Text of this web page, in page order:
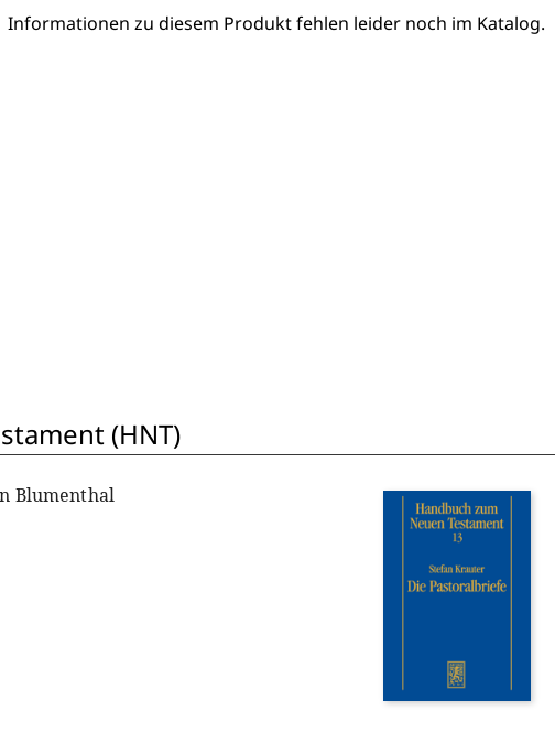
Informationen zu diesem Produkt fehlen leider noch im Katalog.
(HNT)
Blumenthal